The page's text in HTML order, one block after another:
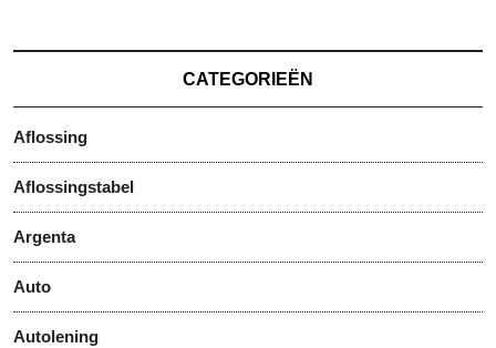
CATEGORIEËN
Aflossing
Aflossingstabel
Argenta
Auto
Autolening